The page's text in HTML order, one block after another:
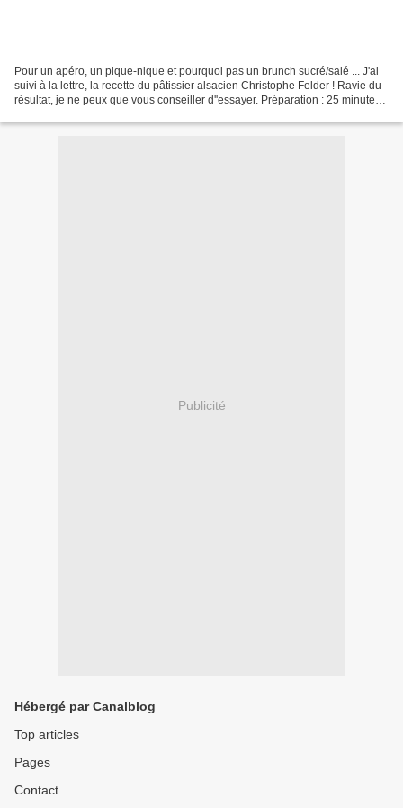
Pour un apéro, un pique-nique et pourquoi pas un brunch sucré/salé ... J'ai
suivi à la lettre, la recette du pâtissier alsacien Christophe Felder ! Ravie du
résultat, je ne peux que vous conseiller d''essayer. Préparation : 25 minutes
Publicité
Hébergé par Canalblog
Top articles
Pages
Contact